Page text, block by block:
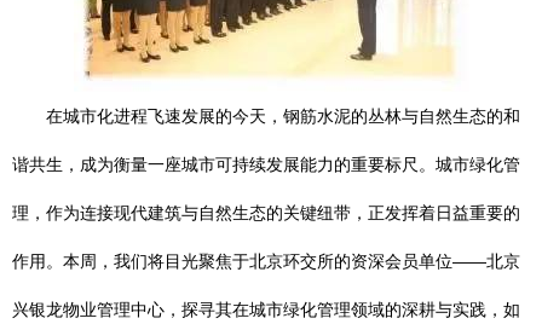
在城市化进程飞速发展的今天，钢筋水泥的丛林与自然生态的和
谐共生，成为衡量一座城市可持续发展能力的重要标尺。城市绿化管
理，作为连接现代建筑与自然生态的关键纽带，正发挥着日益重要的
作用。本周，我们将目光聚焦于北京环交所的资深会员单位——北京
兴银龙物业管理中心，探寻其在城市绿化管理领域的深耕与实践，如